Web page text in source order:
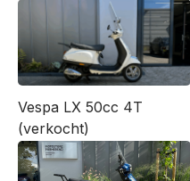
Vespa LX 50cc 4T
(verkocht)